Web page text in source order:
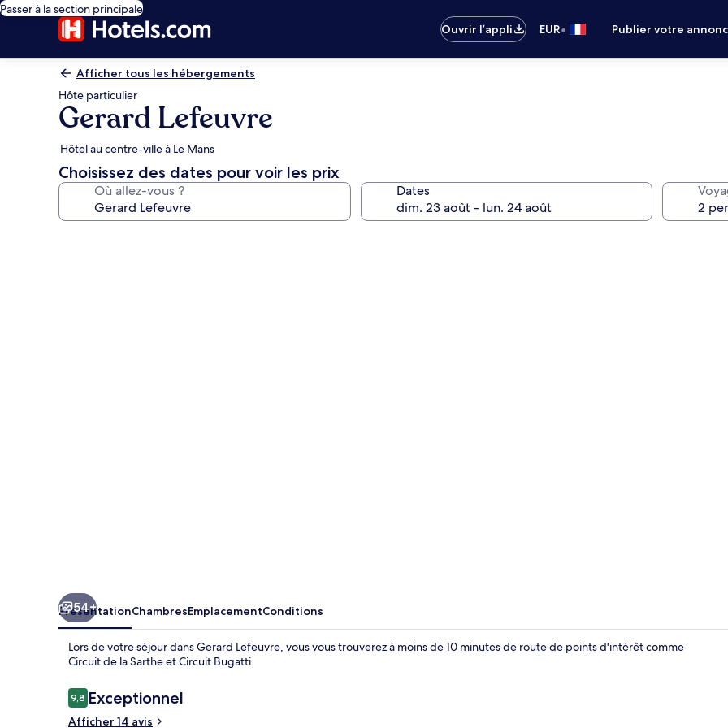
Passer à la section principale
Ouvrir l’appli
EUR• Publier votre
Afficher tous les hébergements
Hôte particulier
Gerard Lefeuvre
Hôtel au centre-ville à Le Mans
Choisissez des dates pour voir les prix
Où allez-vous ? Dates
54+
PrésentationChambresEmplacementConditions
Lors de votre séjour dans Gerard Lefeuvre, vous vous trouverez à moins de 10 minutes de route de points d'intérêt comme
Circuit de la Sarthe et Circuit Bugatti.
Avis
voyageurs
9,89,8 sur 10
Exceptionnel
Afficher 14 avis